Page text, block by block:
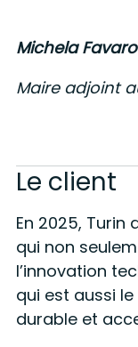
Michela Favaro
Maire adjoint
Le client
En 2025, Turin
qui non
l’innovation
qui est aussi
durable et